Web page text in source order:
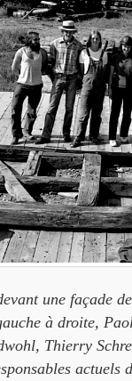
une façade
à droite,
Thierry